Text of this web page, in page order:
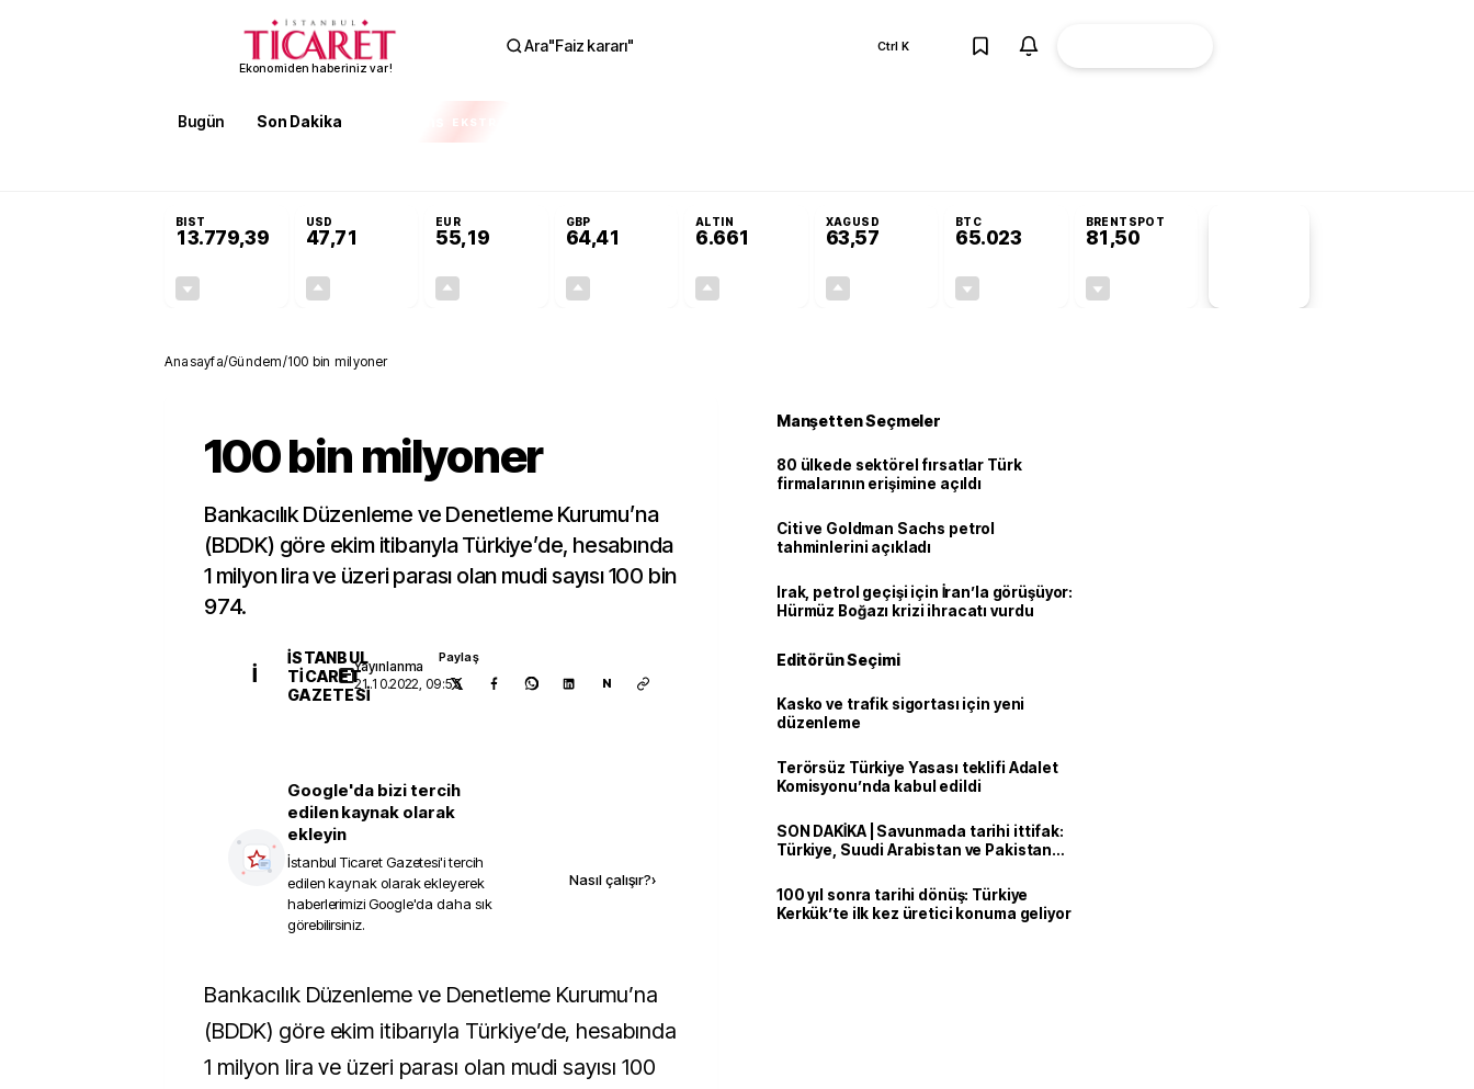
Ekonomiden haberiniz var!
Ara"Faiz kararı" Ctrl K
Bugün Son Dakika EKSTRA
BIST
13.779,39
USD
47,71
EUR
55,19
GBP
64,41
ALTIN
6.661
XAGUSD
63,57
BTC
65.023
BRENTSPOT
81,50
Anasayfa/Gündem/100 bin milyoner
100 bin milyoner
Bankacılık Düzenleme ve Denetleme Kurumu’na
(BDDK) göre ekim itibarıyla Türkiye’de, hesabında
1 milyon lira ve üzeri parası olan mudi sayısı 100 bin
974.
İ
İSTANBUL
TICARET
GAZETESI
Yayınlanma
21.10.2022, 09:55
Paylaş
N
Google'da bizi tercih
edilen kaynak olarak
ekleyin
İstanbul Ticaret Gazetesi'i tercih
edilen kaynak olarak ekleyerek
haberlerimizi Google'da daha sık
görebilirsiniz.
Nasıl çalışır?›
Bankacılık Düzenleme ve Denetleme Kurumu’na
(BDDK) göre ekim itibarıyla Türkiye’de, hesabında
1 milyon lira ve üzeri parası olan mudi sayısı 100
Manşetten Seçmeler
80 ülkede sektörel fırsatlar Türk
firmalarının erişimine açıldı
Citi ve Goldman Sachs petrol
tahminlerini açıkladı
Irak, petrol geçişi için İran’la görüşüyor:
Hürmüz Boğazı krizi ihracatı vurdu
Editörün Seçimi
Kasko ve trafik sigortası için yeni
düzenleme
Terörsüz Türkiye Yasası teklifi Adalet
Komisyonu’nda kabul edildi
SON DAKİKA | Savunmada tarihi ittifak:
Türkiye, Suudi Arabistan ve Pakistan
100 yıl sonra tarihi dönüş: Türkiye
Kerkük’te ilk kez üretici konuma geliyor